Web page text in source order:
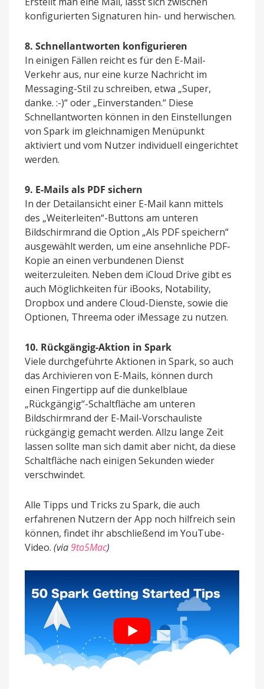
konfigurierten Signaturen hin- und herwischen.
8. Schnellantworten konfigurieren
In einigen Fällen reicht es für den E-Mail-
Verkehr aus, nur eine kurze Nachricht im
Messaging-Stil zu schreiben, etwa „Super,
danke. :-)“ oder „Einverstanden.“ Diese
Schnellantworten können in den Einstellungen
von Spark im gleichnamigen Menüpunkt
aktiviert und vom Nutzer individuell eingerichtet
werden.
9. E-Mails als PDF sichern
In der Detailansicht einer E-Mail kann mittels
des „Weiterleiten“-Buttons am unteren
Bildschirmrand die Option „Als PDF speichern“
ausgewählt werden, um eine ansehnliche PDF-
Kopie an einen verbundenen Dienst
weiterzuleiten. Neben dem iCloud Drive gibt es
auch Möglichkeiten für iBooks, Notability,
Dropbox und andere Cloud-Dienste, sowie die
Optionen, Threema oder iMessage zu nutzen.
10. Rückgängig-Aktion in Spark
Viele durchgeführte Aktionen in Spark, so auch
das Archivieren von E-Mails, können durch
einen Fingertipp auf die dunkelblaue
„Rückgängig“-Schaltfläche am unteren
Bildschirmrand der E-Mail-Vorschauliste
rückgängig gemacht werden. Allzu lange Zeit
lassen sollte man sich damit aber nicht, da diese
Schaltfläche nach einigen Sekunden wieder
verschwindet.
Alle Tipps und Tricks zu Spark, die auch
erfahrenen Nutzern der App noch hilfreich sein
können, findet ihr abschließend im YouTube-
Video. (via9to5Mac)